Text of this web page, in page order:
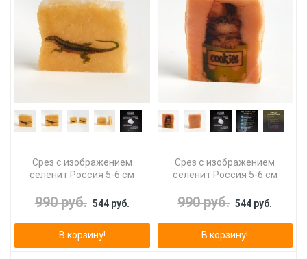
Срез с изображением
селенит Россия 5-6 см
990 руб. 544 руб.
В корзину!
Срез с изображением
селенит Россия 5-6 см
990 руб. 544 руб.
В корзину!